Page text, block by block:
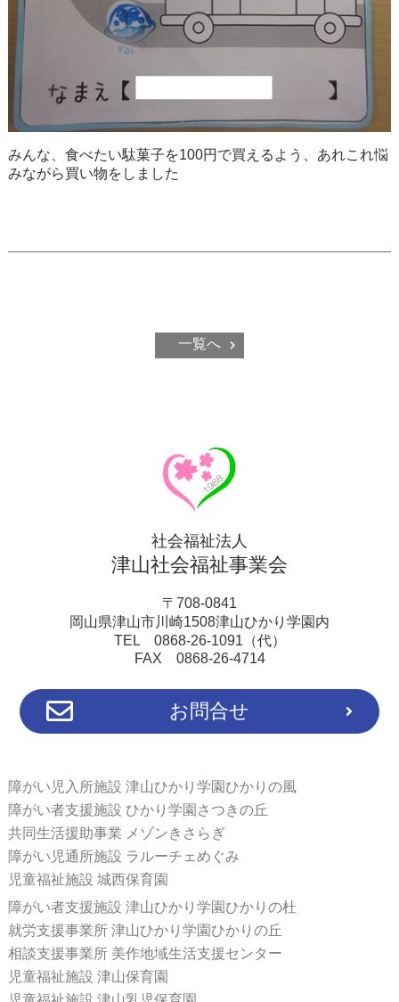
みんな、食べたい駄菓子を100円で買えるよう、あれこれ悩
みながら買い物をしました
一覧へ
社会福祉法人
津山社会福祉事業会
〒708-0841
岡山県津山市川崎1508津山ひかり学園内
TEL 0868-26-1091（代）
FAX 0868-26-4714
お問合せ
障がい児入所施設 津山ひかり学園ひかりの風
障がい者支援施設 ひかり学園さつきの丘
共同生活援助事業 メゾンきさらぎ
障がい児通所施設 ラルーチェめぐみ
児童福祉施設 城西保育園
障がい者支援施設 津山ひかり学園ひかりの杜
就労支援事業所 津山ひかり学園ひかりの丘
相談支援事業所 美作地域生活支援センター
児童福祉施設 津山保育園